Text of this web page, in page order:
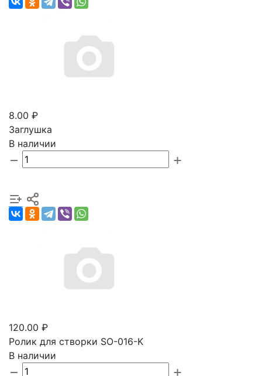
8.00 ₽
Заглушка
В наличии
120.00 ₽
Ролик для створки SO-016-K
В наличии